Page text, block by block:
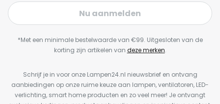
Nu aanmelden
*Met een minimale bestelwaarde van €99. Uitgesloten van de
korting zijn artikelen van deze merken.
Schrijf je in voor onze Lampen24.nl nieuwsbrief en ontvang
aanbiedingen op onze ruime keuze aan lampen, ventilatoren, LED-
verlichting, smart home producten en zo veel meer! Je ontvangt